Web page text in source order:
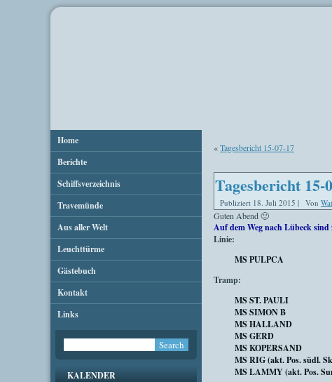
Home
Berichte
Schiffsverzeichnis
Travemünde
Aus aller Welt
Leuchttürme
Gästebuch
Kontakt
Links
KALENDER
«Tagesbericht 15-07-17
Tagesbericht 15-
Publiziert 18. Juli 2015 | Von
Guten Abend 🙂
Auf dem Weg nach Lübeck sind
Linie:
MS PULPCA
Tramp:
MS ST. PAULI
MS SIMON B
MS HALLAND
MS GERD
MS KOPERSAND
MS RIG (akt. Pos. südl.
MS LAMMY (akt. Pos.